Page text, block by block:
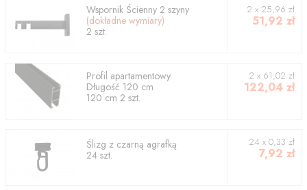
Wspornik Ścienny 2 szyny
(dokładne wymiary)
2 szt.
2 x 25,96 zł
51,92 zł
Profil apartamentowy
Długość 120 cm
120 cm 2 szt.
2 x 61,02 zł
122,04 zł
Ślizg z czarną agrafką
24 szt.
24 x 0,33 zł
7,92 zł